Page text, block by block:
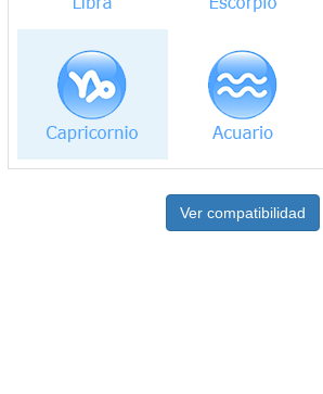
Ver compatibilidad